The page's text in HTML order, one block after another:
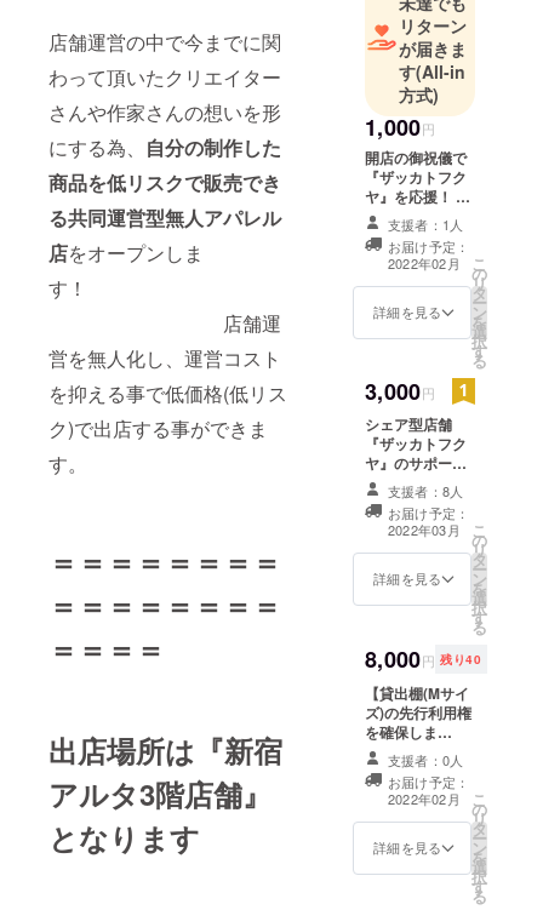
店舗運営の中で今までに関
わって頂いたクリエイター
さんや作家さんの想いを形
にする為、 自分の制作した
商品を低リスクで販売でき
る共同運営型無人アパレル
店をオープンしま
す！
店舗運
営を無人化し、運営コスト
を抑える事で低価格(低リス
ク)で出店する事ができま
す。
＝＝＝＝＝＝＝＝
＝＝＝＝＝＝＝＝
＝＝＝＝
出店場所は『新宿
アルタ3階店舗』
となります
リターン
が届きま
す(All-in
方式)
1,000円
開店の御祝儀で
『ザッカトフク
ヤ』を応援！ ◆
御礼のメール
支援者：1人
お届け予定：
2022年02月
詳細を見る
こ
の
リ
タ
ー
ン
を
選
択
す
る
3,000円
シェア型店舗
『ザッカトフク
ヤ』のサポー
ターとして応
援！ ■御礼の
メール ■サポー
ターとしてお名
前をWEBサイト
に記載 ※掲載期
より1年間 ※支援
にご希望のお名
前をご記入くだ
さい
支援者：8人
お届け予定：
2022年03月
詳細を見る
こ
の
リ
タ
ー
ン
を
選
択
す
る
8,000円 残り40
【貸出棚(Mサイ
ズ)の先行利用権
を確保しま
す！】 ※Bプラン
(販売手数料
25％)適用。詳し
くは本文中の『●
共有ルール・ご
利用方法』を参
支援者：0人
お届け予定：
2022年02月
詳細を見る
こ
の
リ
タ
ー
ン
を
選
択
す
る